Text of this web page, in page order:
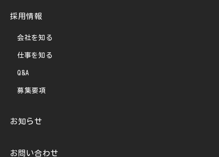
採用情報
会社を知る
仕事を知る
Q&A
募集要項
お知らせ
お問い合わせ